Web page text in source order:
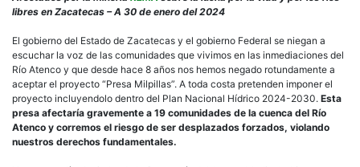
libres en Zacatecas – A 30 de enero del 2024
El gobierno del Estado de Zacatecas y el gobierno Federal se niegan a
escuchar la voz de las comunidades que vivimos en las inmediaciones del
Río Atenco y que desde hace 8 años nos hemos negado rotundamente a
aceptar el proyecto “Presa Milpillas”. A toda costa pretenden imponer el
proyecto incluyendolo dentro del Plan Nacional Hídrico 2024-2030. Esta
presa afectaría gravemente a 19 comunidades de la cuenca del Río
Atenco y corremos el riesgo de ser desplazados forzados, violando
nuestros derechos fundamentales.